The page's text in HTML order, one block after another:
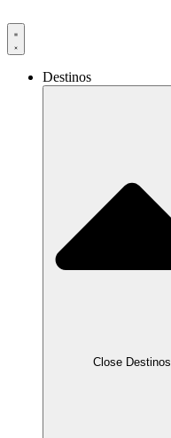
al
contenido
Destinos
Close Destinos